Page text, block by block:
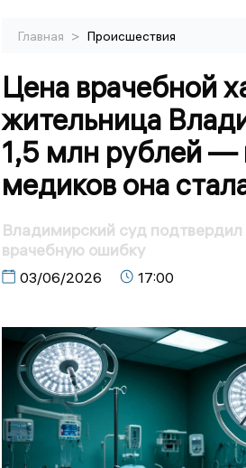
Главная > Происшествия
Цена врачебной
жительница
1,5 млн рублей —
медиков она
Владимирский суд
врачебную ошибку
03/06/2026 17:00